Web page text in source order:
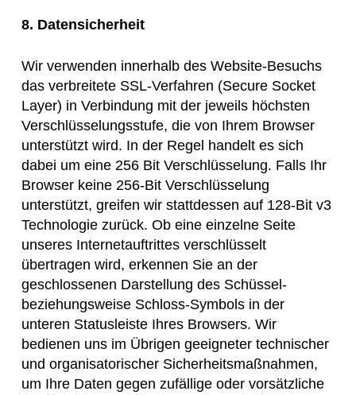
8. Datensicherheit
Wir verwenden innerhalb des Website-Besuchs
das verbreitete SSL-Verfahren (Secure Socket
Layer) in Verbindung mit der jeweils höchsten
Verschlüsselungsstufe, die von Ihrem Browser
unterstützt wird. In der Regel handelt es sich
dabei um eine 256 Bit Verschlüsselung. Falls Ihr
Browser keine 256-Bit Verschlüsselung
unterstützt, greifen wir stattdessen auf 128-Bit v3
Technologie zurück. Ob eine einzelne Seite
unseres Internetauftrittes verschlüsselt
übertragen wird, erkennen Sie an der
geschlossenen Darstellung des Schüssel-
beziehungsweise Schloss-Symbols in der
unteren Statusleiste Ihres Browsers. Wir
bedienen uns im Übrigen geeigneter technischer
und organisatorischer Sicherheitsmaßnahmen,
um Ihre Daten gegen zufällige oder vorsätzliche